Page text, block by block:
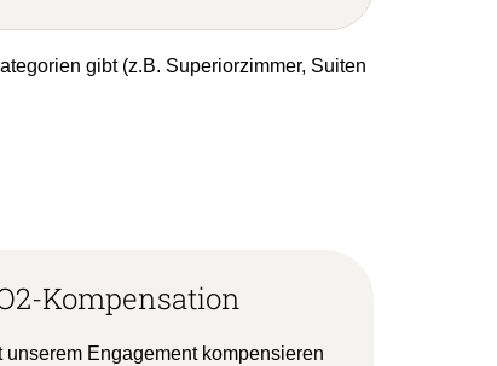
gibt (z.B. Superiorzimmer, Suiten
Kompensation
unserem Engagement kompensieren